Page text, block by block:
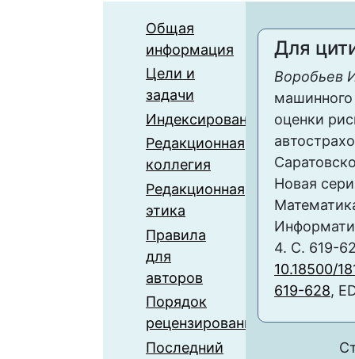
Общая
информация
Цели и
задачи
Индексирование
Редакционная
коллегия
Редакционная
этика
Правила
для
авторов
Порядок
рецензирования
Последний
Для
Воробьев
машинного
оценки
Новая
4. С. 619-
10.18500/
619-628,